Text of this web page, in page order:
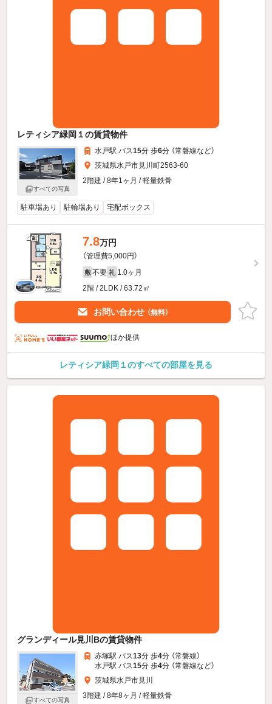
レティシア緑岡１の賃貸物件
すべての写真
水戸駅 バス15分 歩6分 （常磐線など）
茨城県水戸市見川町2563-60
2階建 / 8年1ヶ月 / 軽量鉄骨
駐車場あり 駐輪場あり 宅配ボックス
7.8万円
（管理費5,000円）
敷 不要 礼 1.0ヶ月
2階 / 2LDK / 63.72㎡
お問い合わせ （無料）
ほか提供
レティシア緑岡１のすべての部屋を見る
グランディール見川Bの賃貸物件
すべての写真
赤塚駅 バス13分 歩4分 （常磐線）
水戸駅 バス15分 歩4分 （常磐線など）
茨城県水戸市見川
3階建 / 8年8ヶ月 / 軽量鉄骨